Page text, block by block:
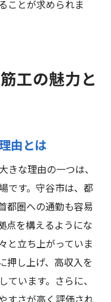
ことが求められま
工の魅力と
由とは
な理由の一つは、
です。守谷市は、都
都圏への通勤も容易
点を構えるようにな
と立ち上がっていま
押し上げ、高収入を
います。さらに、